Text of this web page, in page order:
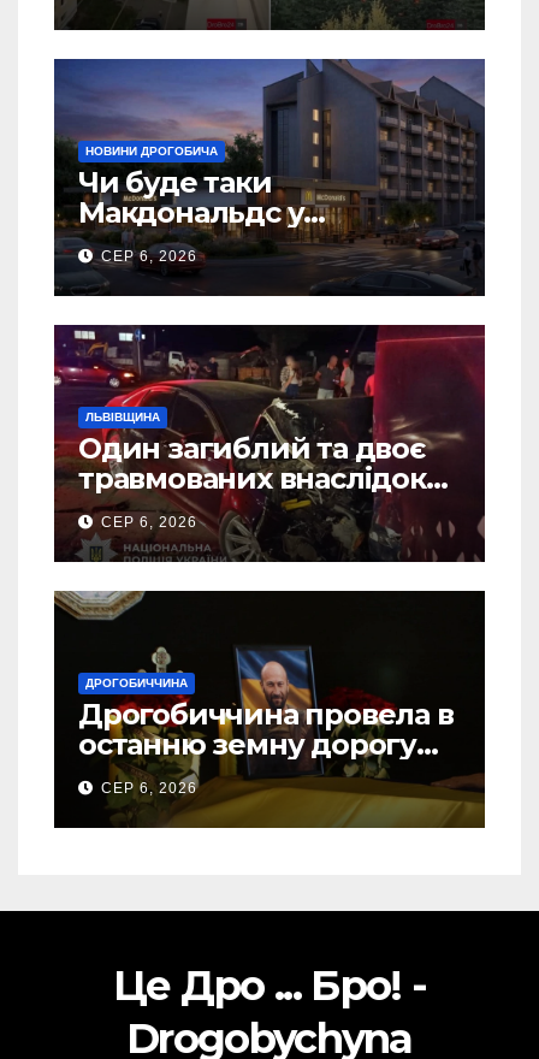
НОВИНИ ДРОГОБИЧА
Чи буде таки
Макдональдс у
Дрогобичі? (Фото)
СЕР 6, 2026
ЛЬВІВЩИНА
Один загиблий та двоє
травмованих внаслідок
ДТП на Самбірщині
СЕР 6, 2026
ДРОГОБИЧЧИНА
Дрогобиччина провела в
останню земну дорогу
свого Захисника – Олега
Торського
СЕР 6, 2026
Це Дро ... Бро! -
Drogobychyna